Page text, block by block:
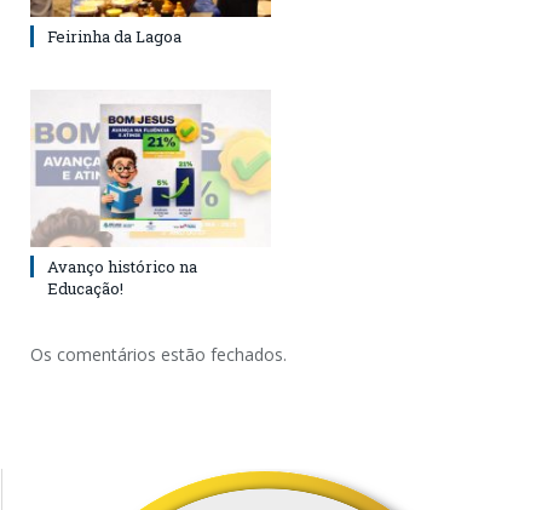
Feirinha da Lagoa
Avanço histórico na
Educação!
Os comentários estão fechados.